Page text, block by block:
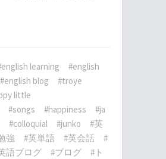
learning
#english
#english blog
#troye
little
#songs #happiness
#ja
#colloquial #junko
#英
強 #英単語 #英会話
#
語ブログ #ブログ
#ト